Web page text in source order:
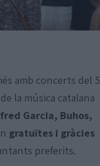
amb concerts del 5
la música catalana
Garcia, Buhos,
gratuïtes i gràcies
preferits.